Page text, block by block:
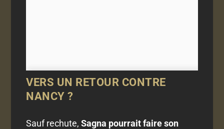
VERS UN RETOUR CONTRE
NANCY ?
Sauf rechute,Sagna pourrait faire son